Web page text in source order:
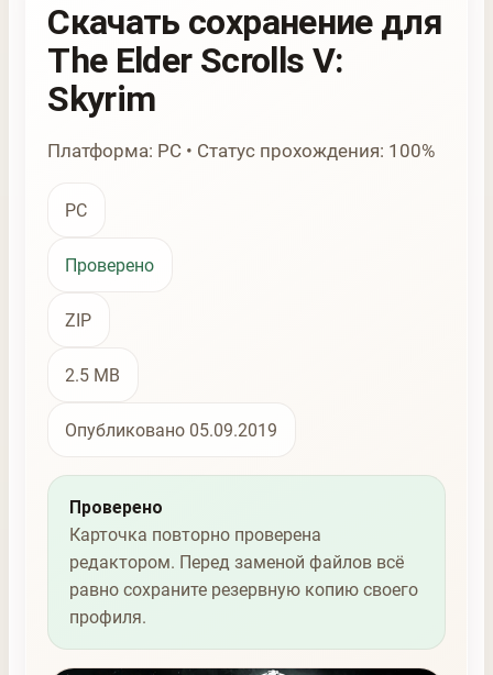
Скачать сохранение для
The Elder Scrolls V:
Skyrim
Платформа: PC • Статус прохождения: 100%
PC
Проверено
ZIP
2.5 MB
Опубликовано 05.09.2019
Проверено
Карточка повторно проверена
редактором. Перед заменой файлов всё
равно сохраните резервную копию своего
профиля.